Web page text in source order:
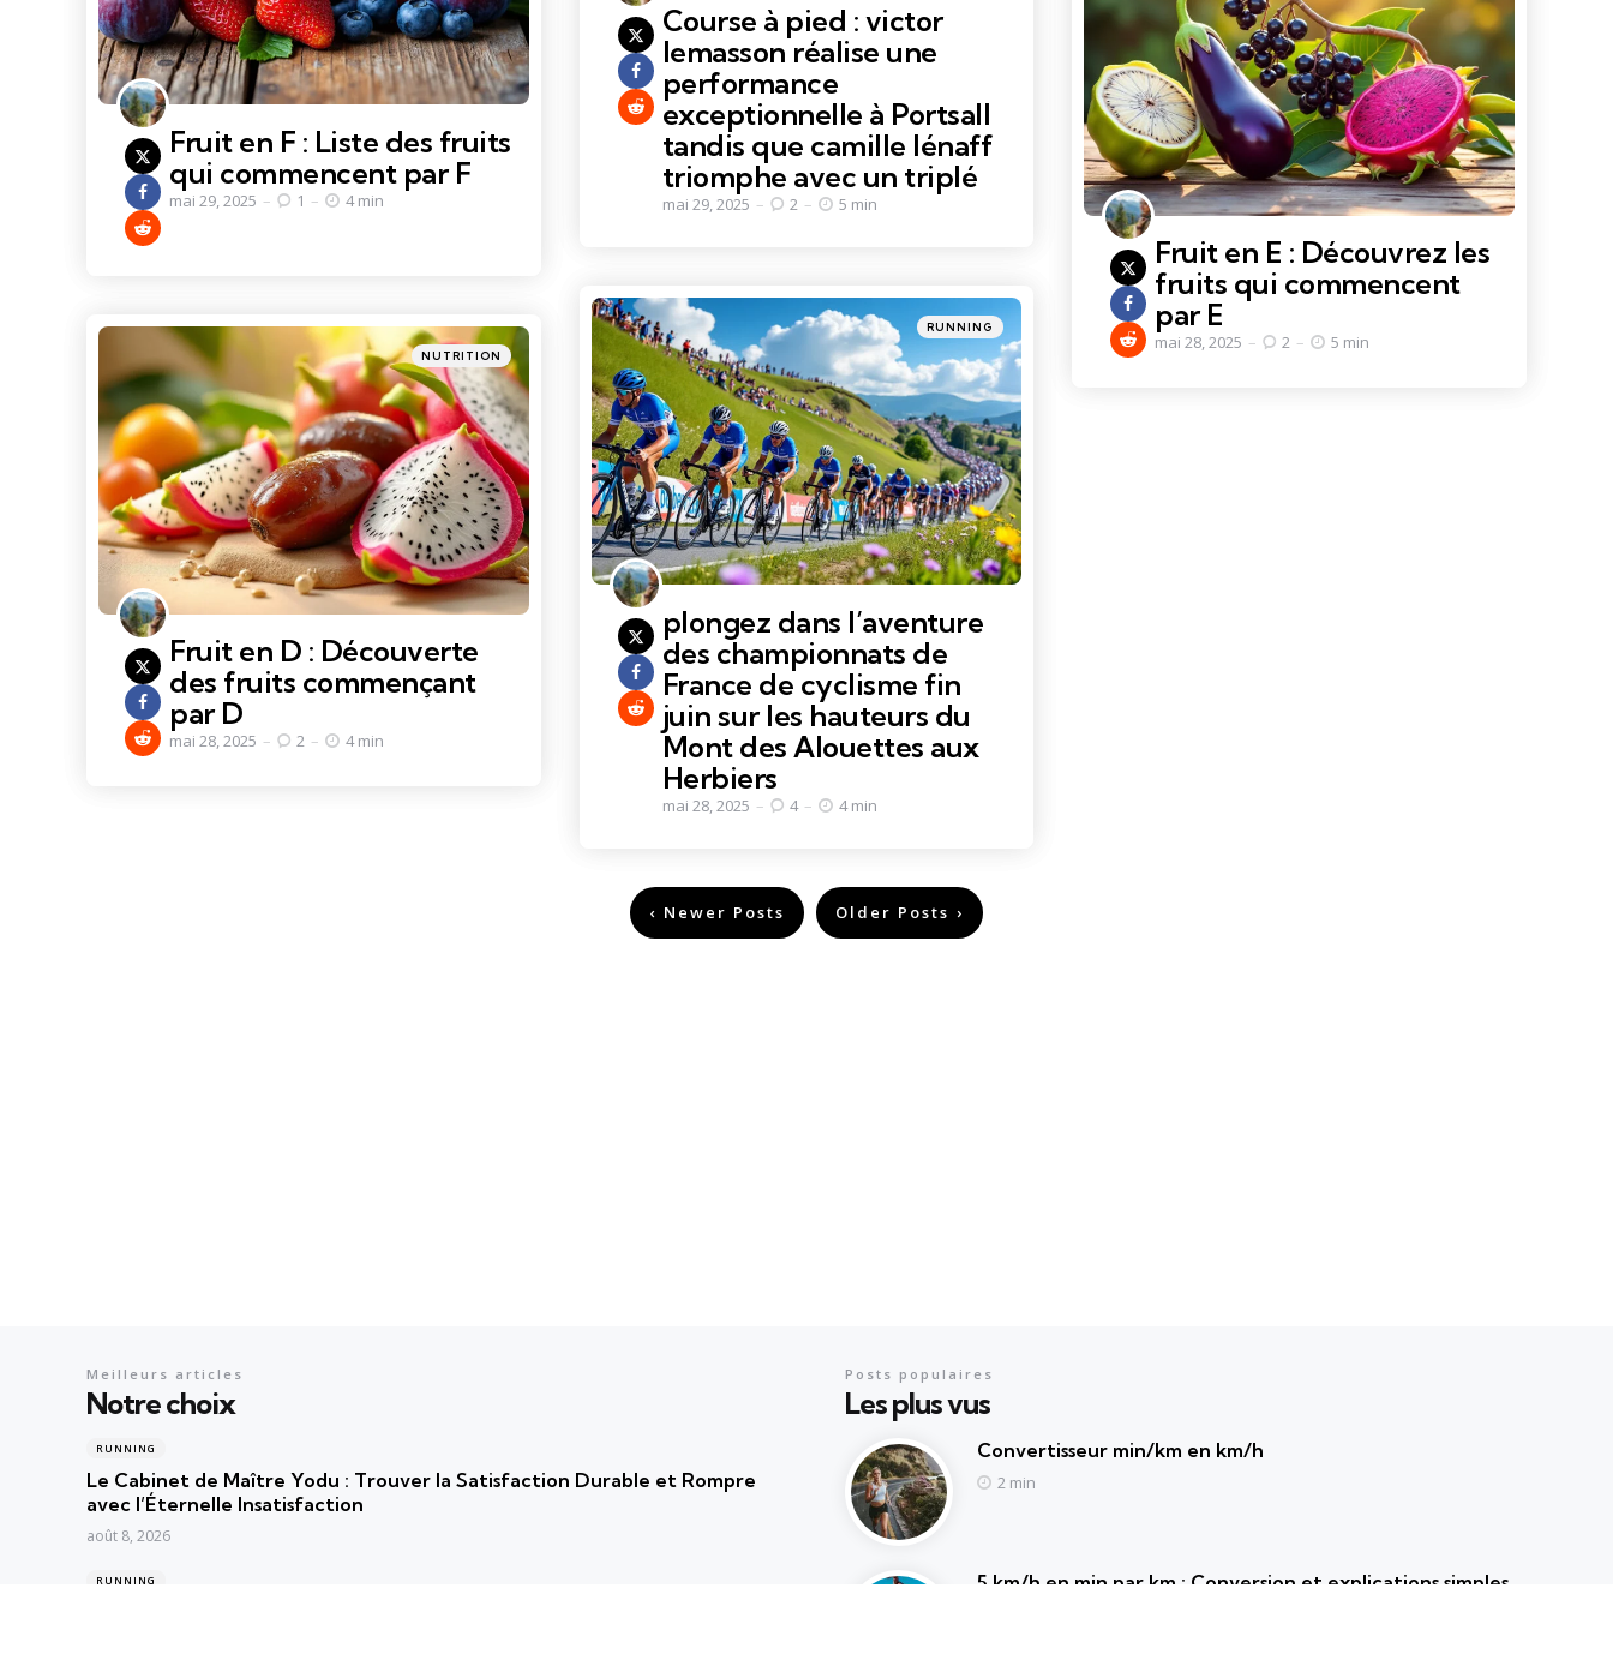
Course à pied : victor
lemasson réalise une
performance
exceptionnelle à Portsall
tandis que camille lénaff
triomphe avec un triplé
mai 29, 2025 2 5 min
Fruit en F : Liste des fruits
qui commencent par F
mai 29, 2025 1 4 min
Fruit en E : Découvrez les
fruits qui commencent
par E
mai 28, 2025 2 5 min
Categories
Posted
in
RUNNING
plongez dans l’aventure
des championnats de
France de cyclisme fin
juin sur les hauteurs du
Mont des Alouettes aux
Herbiers
mai 28, 2025 4 4 min
Categories
Posted
in
NUTRITION
Fruit en D : Découverte
des fruits commençant
par D
mai 28, 2025 2 4 min
Newer Posts Older Posts
Notre choix
Meilleurs articles
RUNNING
Le Cabinet de Maître Yodu : Trouver la Satisfaction Durable et Rompre
avec l’Éternelle Insatisfaction
août 8, 2026
RUNNING
Les plus vus
Posts populaires
Convertisseur min/km en km/h
2 min
5 km/h en min par km : Conversion et explications simples